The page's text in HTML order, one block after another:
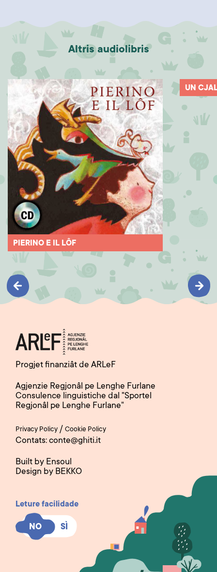
Altris audiolibris
PIERINO E IL LÔF
UN
Progjet finanziât de ARLeF
Agjenzie Regjonâl pe Lenghe Furlane
Consulence linguistiche dal "Sportel
Regjonâl pe Lenghe Furlane"
Privacy Policy / Cookie Policy
Contats: conte@ghiti.it
Built by Ensoul
Design by BEKKO
Leture facilidade
NO SÌ
NO SÌ